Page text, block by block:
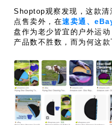
Shoptop观察发现，这款
点售卖外，在速卖通、
盘作为老少皆宜的户外运
产品数不胜数，而为何这